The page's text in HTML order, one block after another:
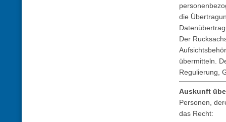
die
Der
übermitteln.
Regulierung,
Auskunft
Personen,
das Recht: